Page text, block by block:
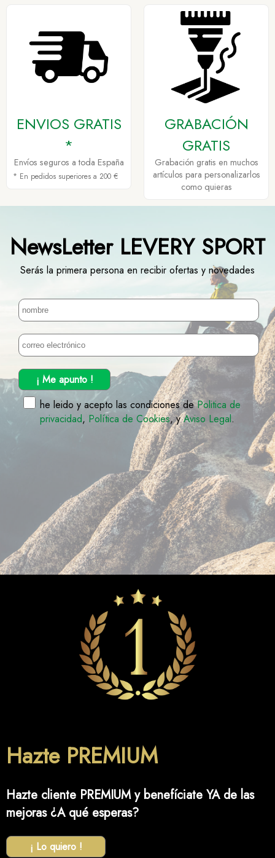
ENVIOS GRATIS
*
Envíos seguros a toda España
* En pedidos superiores a 200 €
GRABACIÓN
GRATIS
Grabación gratis en muchos
artículos para personalizarlos
como quieras
NewsLetter LEVERY SPORT
Serás la primera persona en recibir ofertas y novedades
¡ Me apunto !
he leido y acepto las condiciones dePolitica de
privacidad, Política de Cookies, yAviso Legal.
Hazte PREMIUM
Hazte cliente PREMIUM y benefíciate YA de las
mejoras ¿A qué esperas?
¡ Lo quiero !